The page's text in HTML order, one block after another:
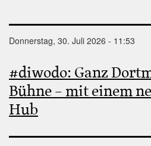
Donnerstag, 30. Juli 2026 - 11:53
#diwodo: Ganz
Bühne – mit einem
Hub